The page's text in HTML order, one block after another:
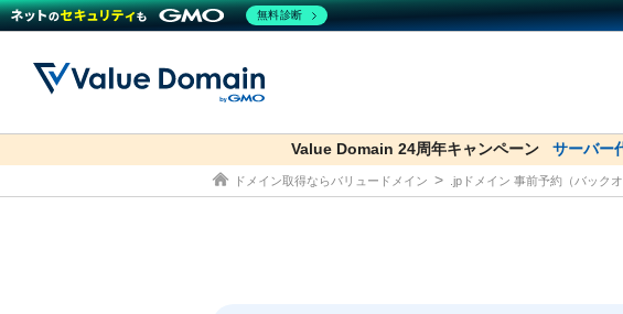
ドメイン ドメイン検索
レンタルサーバー コアサーバー
セキュリティ Value Domain ネットde
サービス お得意様割引
従来のバリュードメインをご利用希
従来のバリュードメインをご利用希
Value Domain 24周年キャンペーン サーバー代
co.jpドメイン✕コアサーバ
ドメイン取得ならバリュードメイン .jpドメイン 事前予約（バック
無料診断